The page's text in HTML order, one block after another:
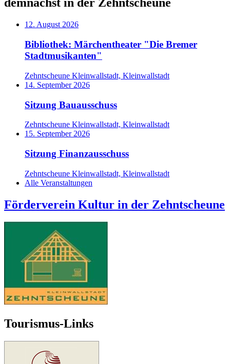
demnächst in der Zehntscheune
12. August 2026
Bibliothek: Märchentheater "Die Bremer
Stadtmusikanten"
Zehntscheune Kleinwallstadt, Kleinwallstadt
14. September 2026
Sitzung Bauausschuss
Zehntscheune Kleinwallstadt, Kleinwallstadt
15. September 2026
Sitzung Finanzausschuss
Zehntscheune Kleinwallstadt, Kleinwallstadt
Alle Veranstaltungen
Förderverein Kultur in der Zehntscheune
Tourismus-Links